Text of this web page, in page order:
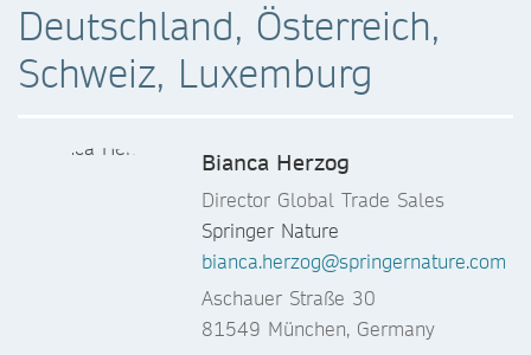
Deutschland, Österreich,
Schweiz, Luxemburg
Bianca Herzog
Director Global Trade Sales
Springer Nature
bianca.herzog@springernature.com
Aschauer Straße 30
81549 München, Germany